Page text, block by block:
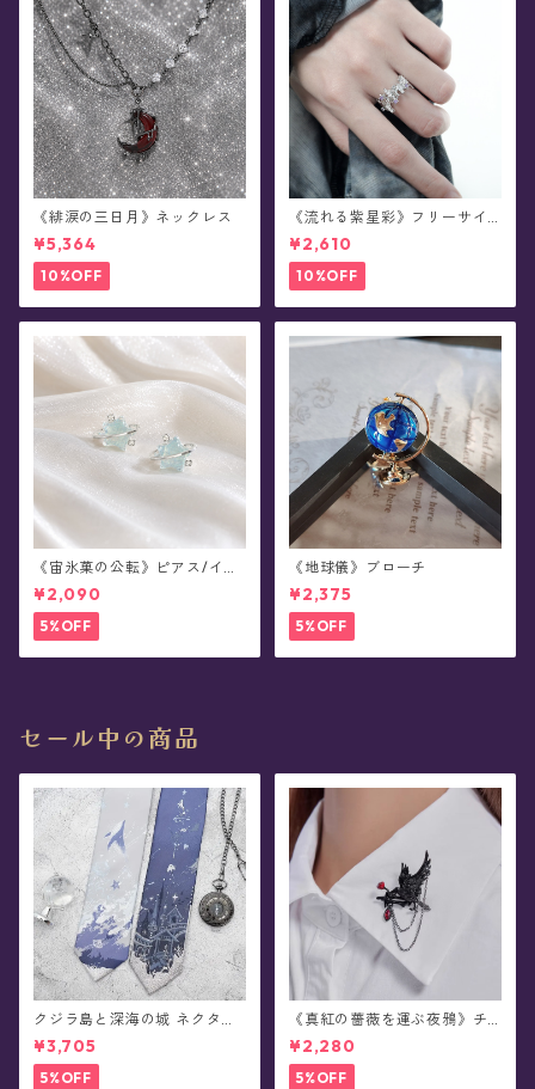
《緋涙の三日月》ネックレス
¥5,364
10%OFF
《流れる紫星彩》フリーサイ
ズ・リング
¥2,610
10%OFF
《宙氷菓の公転》ピアス/イヤ
リング
¥2,090
5%OFF
《地球儀》ブローチ
¥2,375
5%OFF
セール中の商品
クジラ島と深海の城 ネクタイ/
ショートタイ/リボンタイ/リボ
ン(全8種)
¥3,705
5%OFF
《真紅の薔薇を運ぶ夜鴉》チ
ェーンブローチ/襟ブローチ
¥2,280
5%OFF